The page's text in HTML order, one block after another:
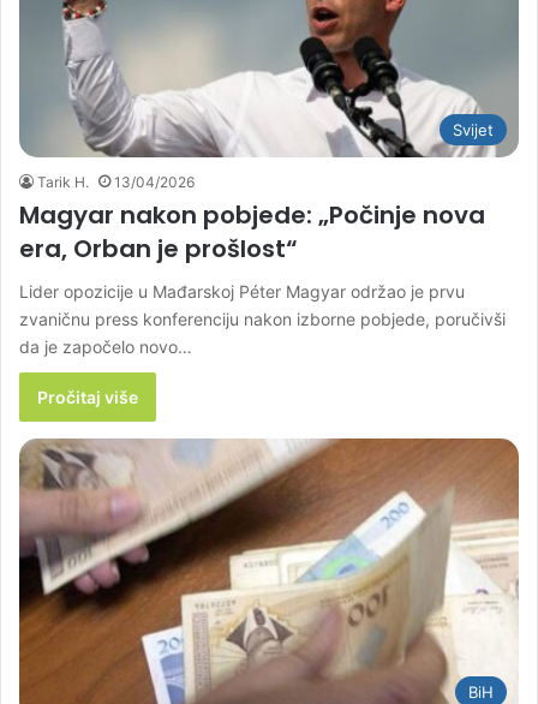
Svijet
Tarik H. 13/04/2026
Magyar nakon pobjede: „Počinje nova
era, Orban je prošlost“
Lider opozicije u Mađarskoj Péter Magyar održao je prvu
zvaničnu press konferenciju nakon izborne pobjede, poručivši
da je započelo novo…
Pročitaj više
BiH